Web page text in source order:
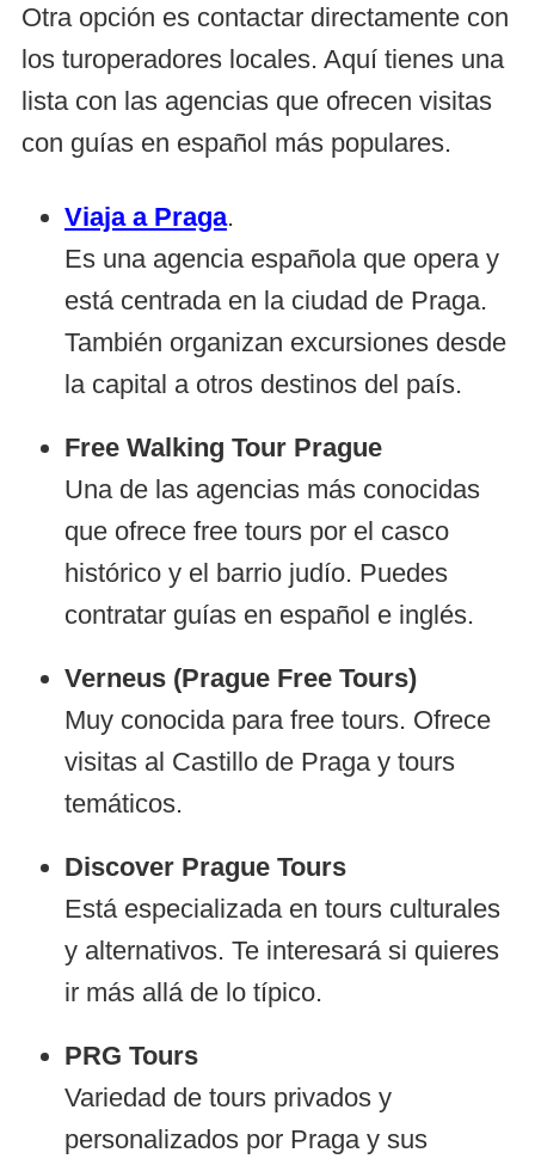
Otra opción es contactar directamente con
los turoperadores locales. Aquí tienes una
lista con las agencias que ofrecen visitas
con guías en español más populares.
Viaja a Praga.
Es una agencia española que opera y
está centrada en la ciudad de Praga.
También organizan excursiones desde
la capital a otros destinos del país.
Free Walking Tour Prague
Una de las agencias más conocidas
que ofrece free tours por el casco
histórico y el barrio judío. Puedes
contratar guías en español e inglés.
Verneus (Prague Free Tours)
Muy conocida para free tours. Ofrece
visitas al Castillo de Praga y tours
temáticos.
Discover Prague Tours
Está especializada en tours culturales
y alternativos. Te interesará si quieres
ir más allá de lo típico.
PRG Tours
Variedad de tours privados y
personalizados por Praga y sus